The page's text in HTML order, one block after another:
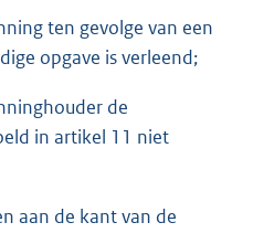
ten gevolge van een
opgave is verleend;
de
in artikel 11 niet
aan de kant van de